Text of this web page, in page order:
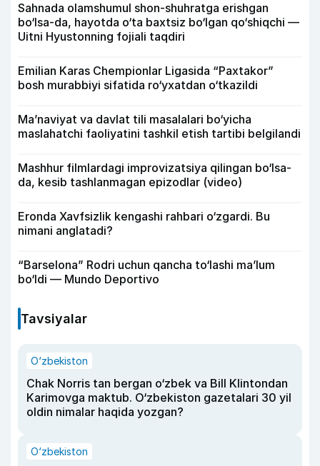
Sahnada olamshumul shon-shuhratga erishgan
bo‘lsa-da, hayotda o‘ta baxtsiz bo‘lgan qo‘shiqchi —
Uitni Hyustonning fojiali taqdiri
Emilian Karas Chempionlar Ligasida “Paxtakor”
bosh murabbiyi sifatida ro‘yxatdan o‘tkazildi
Ma’naviyat va davlat tili masalalari bo‘yicha
maslahatchi faoliyatini tashkil etish tartibi belgilandi
Mashhur filmlardagi improvizatsiya qilingan bo‘lsa-
da, kesib tashlanmagan epizodlar (video)
Eronda Xavfsizlik kengashi rahbari o‘zgardi. Bu
nimani anglatadi?
“Barselona” Rodri uchun qancha to‘lashi ma’lum
bo‘ldi — Mundo Deportivo
Tavsiyalar
O‘zbekiston
Chak Norris tan bergan o‘zbek va Bill Klintondan
Karimovga maktub. O‘zbekiston gazetalari 30 yil
oldin nimalar haqida yozgan?
O‘zbekiston